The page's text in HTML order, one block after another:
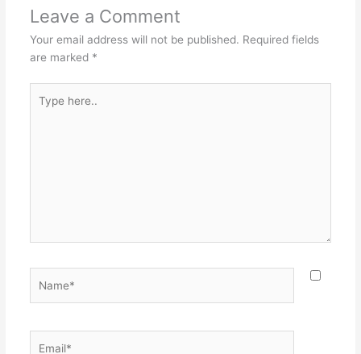
Leave a Comment
Your email address will not be published. Required fields
are marked *
here..